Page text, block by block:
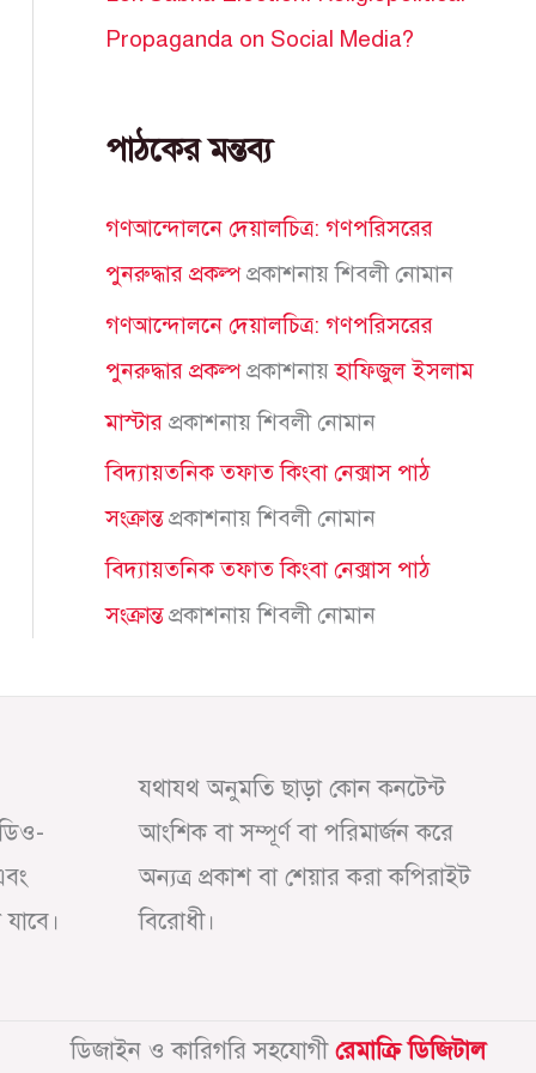
Propaganda on Social Media?
পাঠকের মন্তব্য
গণআন্দোলনে দেয়ালচিত্র: গণপরিসরের
পুনরুদ্ধার প্রকল্পপ্রকাশনায়শিবলী নোমান
গণআন্দোলনে দেয়ালচিত্র: গণপরিসরের
পুনরুদ্ধার প্রকল্পপ্রকাশনায়হাফিজুল ইসলাম
মাস্টার প্রকাশনায়শিবলী নোমান
বিদ্যায়তনিক তফাত কিংবা নেক্সাস পাঠ
সংক্রান্তপ্রকাশনায়শিবলী নোমান
বিদ্যায়তনিক তফাত কিংবা নেক্সাস পাঠ
সংক্রান্তপ্রকাশনায়শিবলী নোমান
যথাযথ অনুমতি ছাড়া কোন কনটেন্ট
আংশিক বা সম্পূর্ণ বা পরিমার্জন করে
অন্যত্র প্রকাশ বা শেয়ার করা কপিরাইট
বিরোধী।
ডিজাইন ও কারিগরি সহযোগী রেমাক্রি ডিজিটাল